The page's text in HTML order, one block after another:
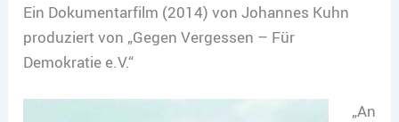
Ein Dokumentarfilm (2014) von Johannes Kuhn
produziert von „Gegen Vergessen – Für
Demokratie e.V.“
„An